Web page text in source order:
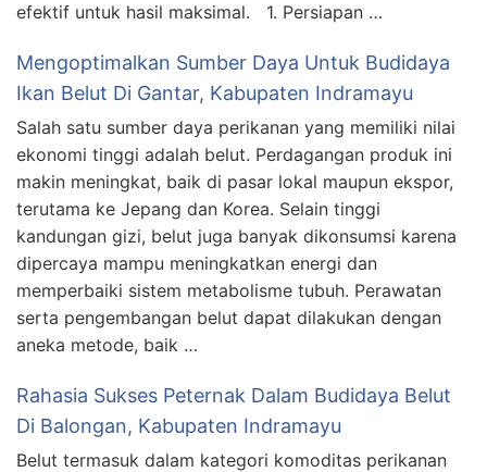
efektif untuk hasil maksimal. 1. Persiapan …
Mengoptimalkan Sumber Daya Untuk Budidaya
Ikan Belut Di Gantar, Kabupaten Indramayu
Salah satu sumber daya perikanan yang memiliki nilai
ekonomi tinggi adalah belut. Perdagangan produk ini
makin meningkat, baik di pasar lokal maupun ekspor,
terutama ke Jepang dan Korea. Selain tinggi
kandungan gizi, belut juga banyak dikonsumsi karena
dipercaya mampu meningkatkan energi dan
memperbaiki sistem metabolisme tubuh. Perawatan
serta pengembangan belut dapat dilakukan dengan
aneka metode, baik …
Rahasia Sukses Peternak Dalam Budidaya Belut
Di Balongan, Kabupaten Indramayu
Belut termasuk dalam kategori komoditas perikanan